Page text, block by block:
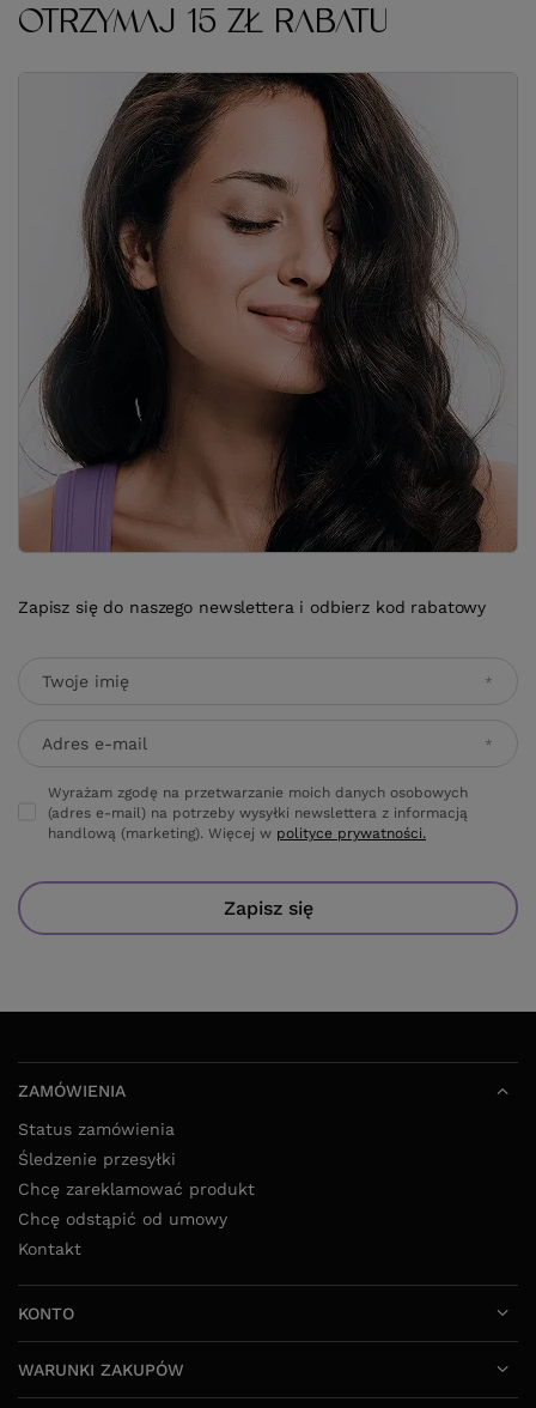
OTRZYMAJ 15 ZŁ RABATU
Zapisz się do naszego newslettera i odbierz kod rabatowy
Twoje imię
Adres e-mail
Wyrażam zgodę na przetwarzanie moich danych osobowych
(adres e-mail) na potrzeby wysyłki newslettera z informacją
handlową (marketing). Więcej w polityce prywatności.
Zapisz się
ZAMÓWIENIA
Status zamówienia
Śledzenie przesyłki
Chcę zareklamować produkt
Chcę odstąpić od umowy
Kontakt
KONTO
WARUNKI ZAKUPÓW